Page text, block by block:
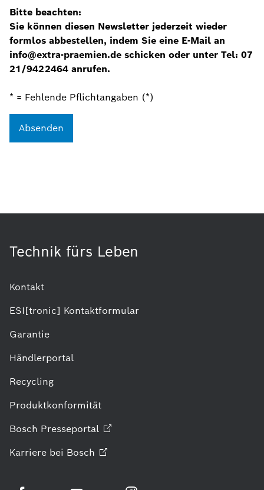
Bitte beachten:
Sie können diesen Newsletter jederzeit wieder
formlos abbestellen, indem Sie eine E-Mail an
info@extra-praemien.de schicken oder unter Tel: 07
21 / 942 2464 anrufen.
* = Fehlende Pflichtangaben (*)
Technik fürs Leben
Kontakt
ESI[tronic] Kontaktformular
Garantie
Händlerportal
Recycling
Produktkonformität
Bosch Presseportal
Karriere bei Bosch